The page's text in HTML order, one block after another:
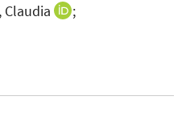
Claudia
I;